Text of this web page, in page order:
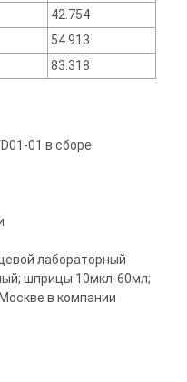
42.754
54.913
83.318
01 в сборе
лабораторный
шприцы 10мкл-60мл;
в компании